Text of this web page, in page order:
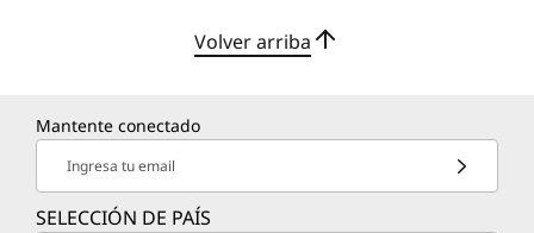
Volver arriba
Mantente conectado
Ingresa tu email
SELECCIÓN DE PAÍS